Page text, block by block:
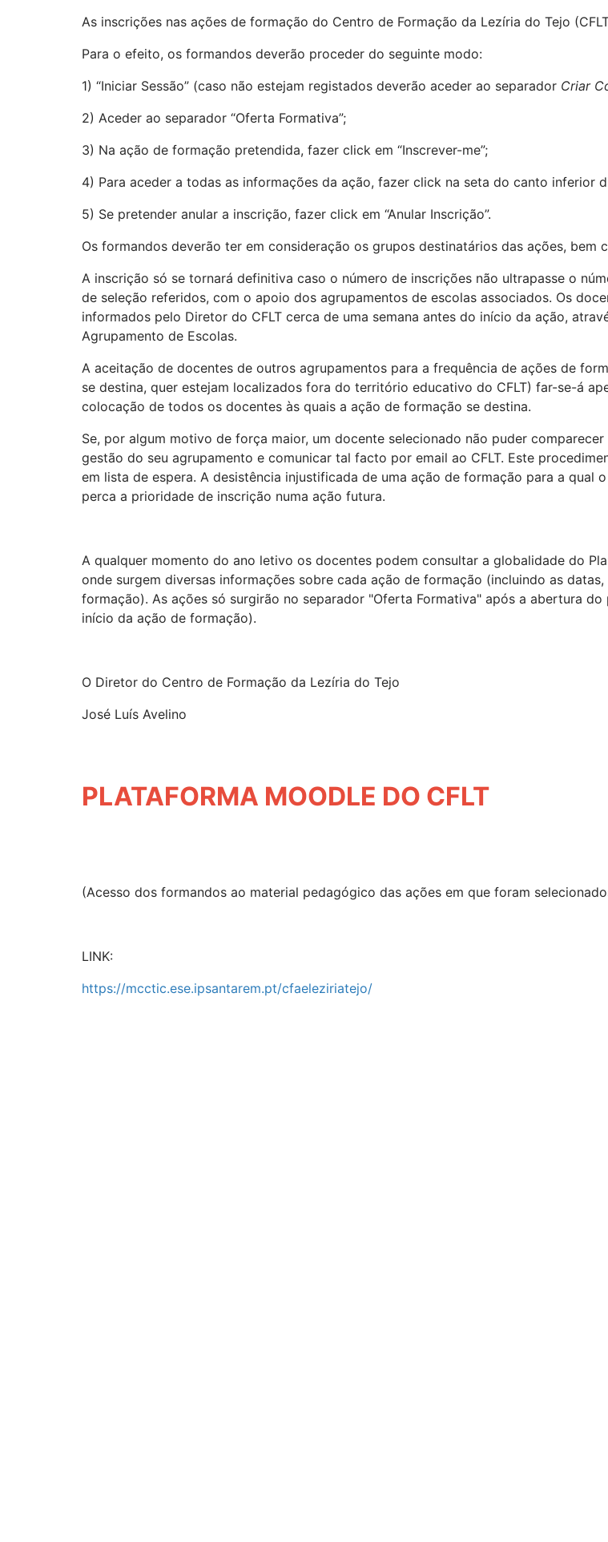
As inscrições nas ações de formação do Centro de Formação da Lezíria do Tejo
Para o efeito, os formandos deverão proceder do seguinte modo:
1) “Iniciar Sessão” (caso não estejam registados deverão aceder ao separador Criar
2) Aceder ao separador “Oferta Formativa”;
3) Na ação de formação pretendida, fazer click em “Inscrever-me”;
4) Para aceder a todas as informações da ação, fazer click na seta do canto inferior
5) Se pretender anular a inscrição, fazer click em “Anular Inscrição”.
Os formandos deverão ter em consideração os grupos destinatários das ações, bem
A inscrição só se tornará definitiva caso o número de inscrições não ultrapasse o
de seleção referidos, com o apoio dos agrupamentos de escolas associados. Os
informados pelo Diretor do CFLT cerca de uma semana antes do início da ação,
Agrupamento de Escolas.
A aceitação de docentes de outros agrupamentos para a frequência de ações de
se destina, quer estejam localizados fora do território educativo do CFLT) far-se-á
colocação de todos os docentes às quais a ação de formação se destina.
Se, por algum motivo de força maior, um docente selecionado não puder
gestão do seu agrupamento e comunicar tal facto por email ao CFLT. Este
em lista de espera. A desistência injustificada de uma ação de formação para a qual
perca a prioridade de inscrição numa ação futura.
A qualquer momento do ano letivo os docentes podem consultar a globalidade do
onde surgem diversas informações sobre cada ação de formação (incluindo as
formação). As ações só surgirão no separador "Oferta Formativa" após a abertura
início da ação de formação).
O Diretor do Centro de Formação da Lezíria do Tejo
José Luís Avelino
PLATAFORMA MOODLE DO CFLT
(Acesso dos formandos ao material pedagógico das ações em que foram
LINK:
https://mcctic.ese.ipsantarem.pt/cfaeleziriatejo/